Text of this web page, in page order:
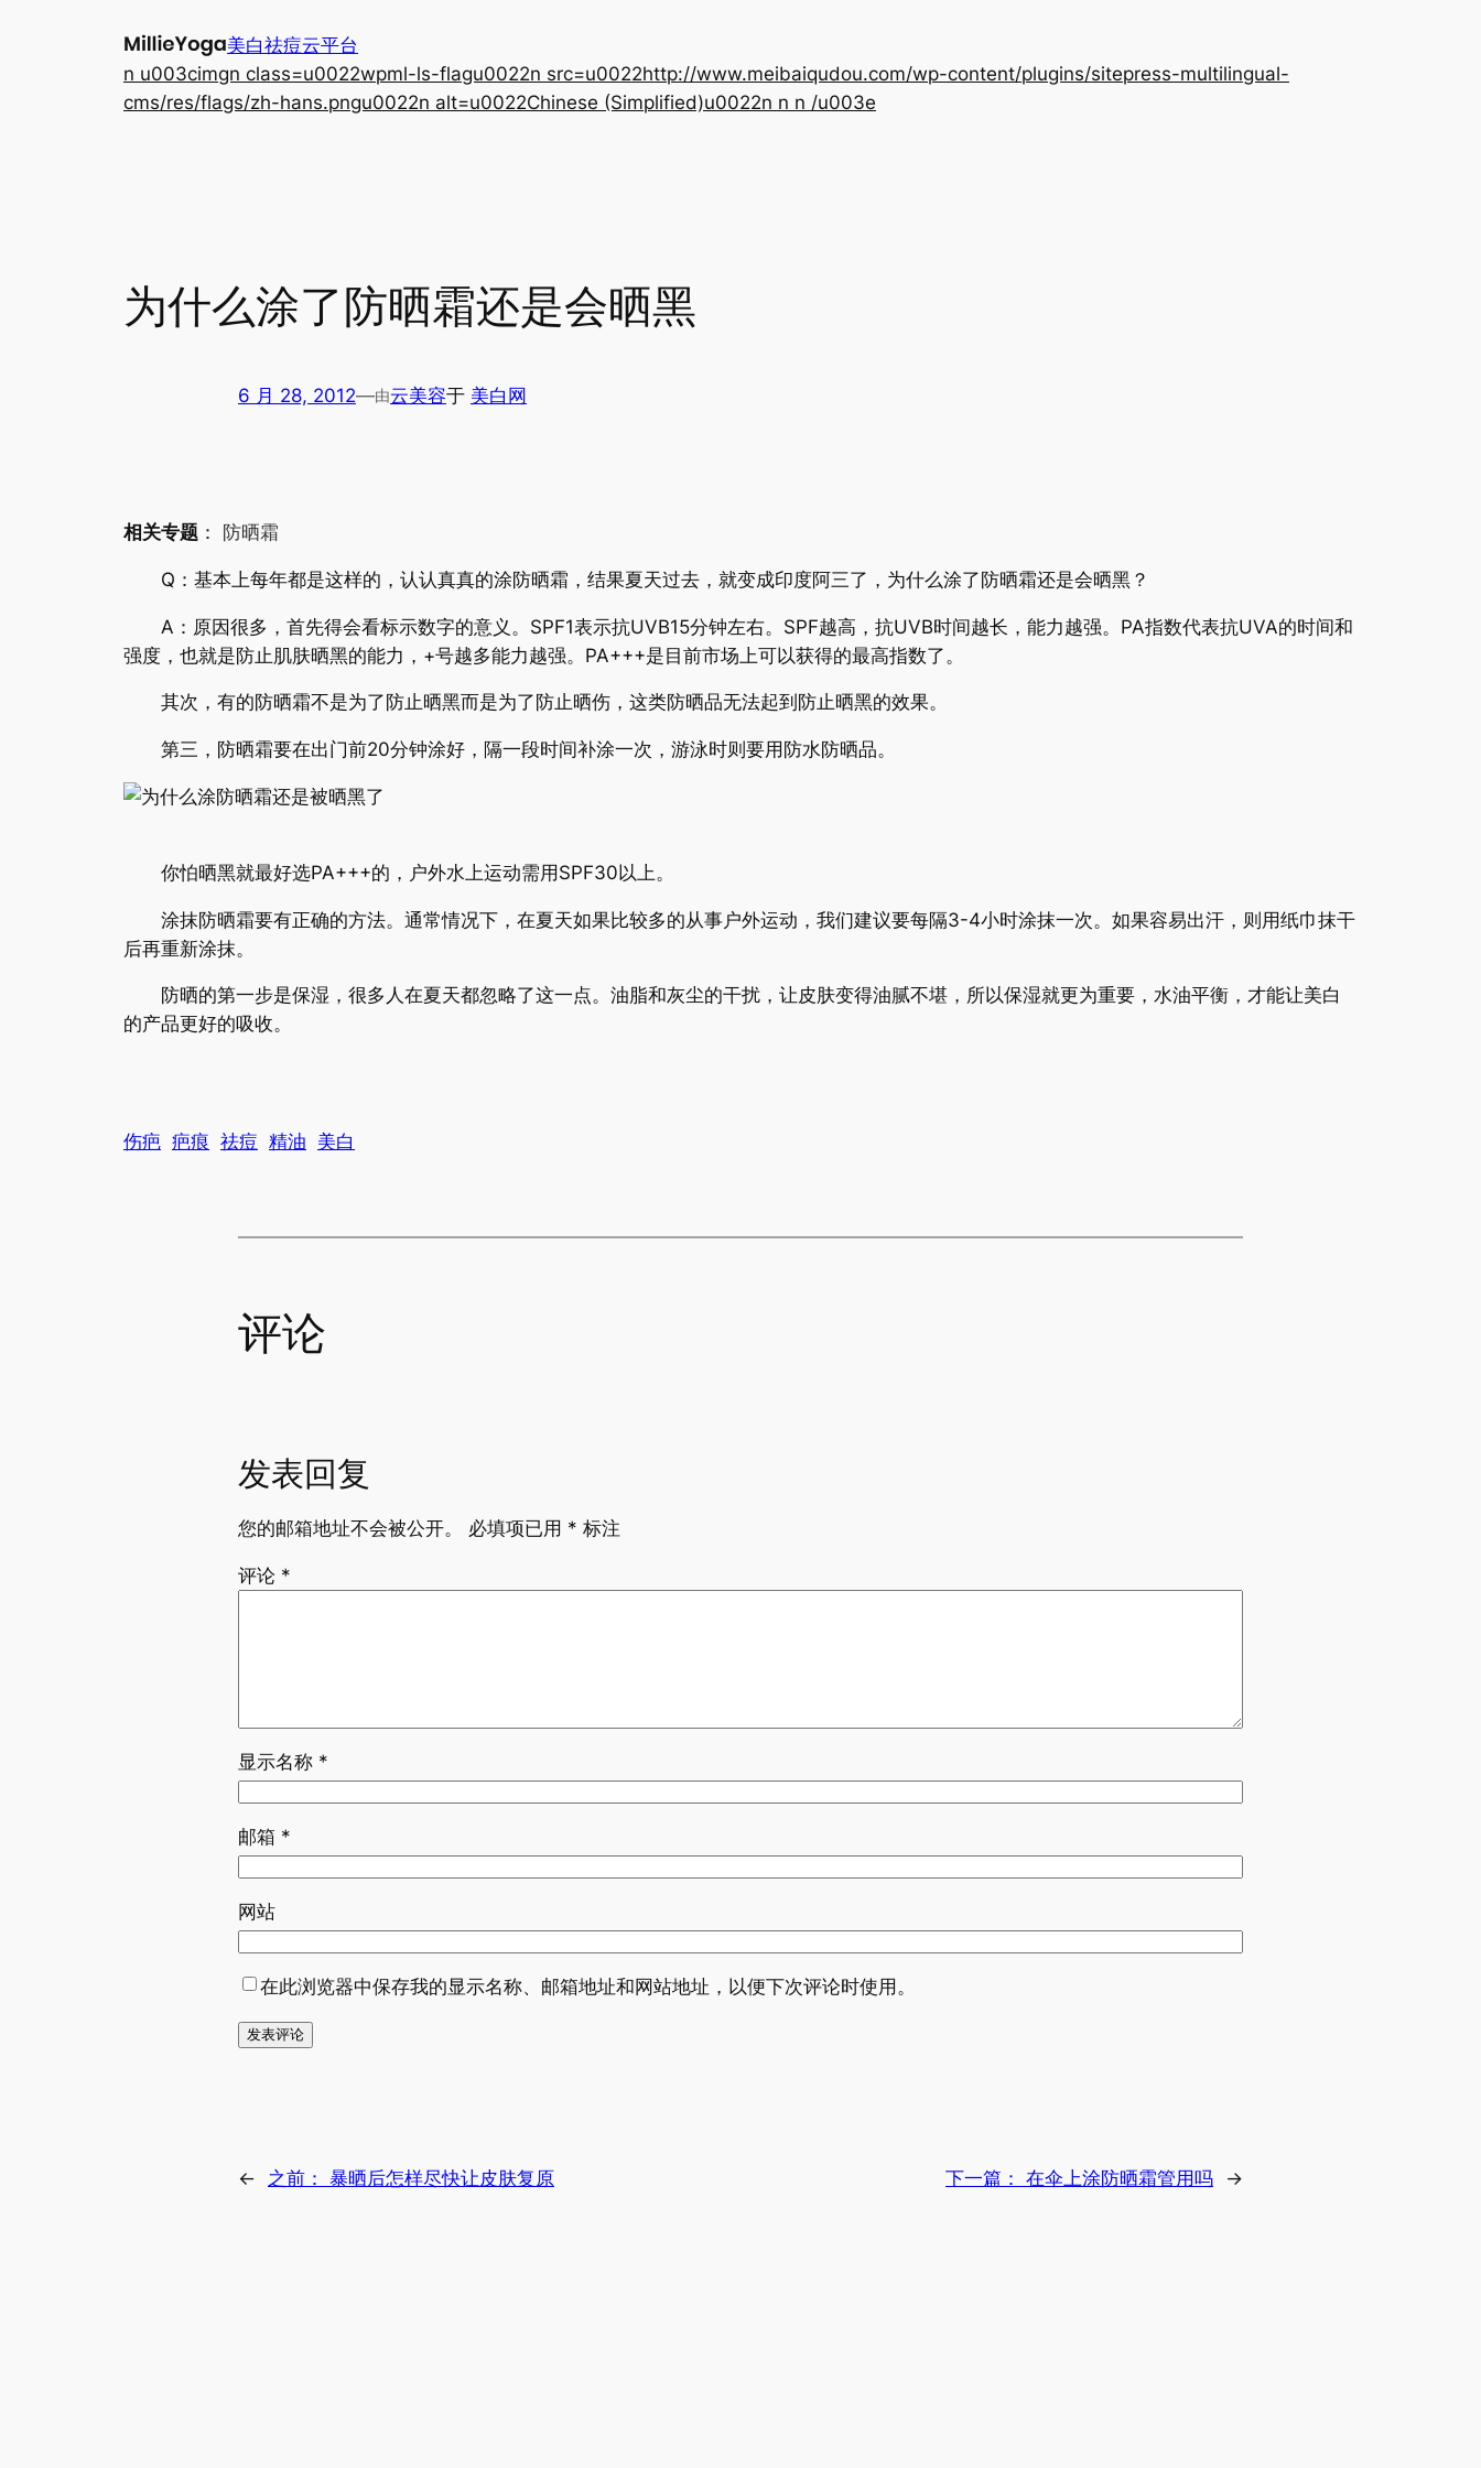
美白祛痘云平台
n u003cimgn class=u0022wpml-ls-flagu0022n src=u0022http://www.meibaiqudou.com/wp-content/plugins/sitepress-multilingual-
cms/res/flags/zh-hans.pngu0022n alt=u0022Chinese (Simplified)u0022n n n /u003e
为什么涂了防晒霜还是会晒黑
6 月 28, 2012—由云美容于 美白网
相关专题 ： 防晒霜
Q：基本上每年都是这样的，认认真真的涂防晒霜，结果夏天过去，就变成印度阿三了，为什么涂了防晒霜还是会晒黑？
A：原因很多，首先得会看标示数字的意义。SPF1表示抗UVB15分钟左右。SPF越高，抗UVB时间越长，能力越强。PA指数代表抗UVA的时间和
强度，也就是防止肌肤晒黑的能力，+号越多能力越强。PA+++是目前市场上可以获得的最高指数了。
其次，有的防晒霜不是为了防止晒黑而是为了防止晒伤，这类防晒品无法起到防止晒黑的效果。
第三，防晒霜要在出门前20分钟涂好，隔一段时间补涂一次，游泳时则要用防水防晒品。
你怕晒黑就最好选PA+++的，户外水上运动需用SPF30以上。
涂抹防晒霜要有正确的方法。通常情况下，在夏天如果比较多的从事户外运动，我们建议要每隔3-4小时涂抹一次。如果容易出汗，则用纸巾抹干
后再重新涂抹。
防晒的第一步是保湿，很多人在夏天都忽略了这一点。油脂和灰尘的干扰，让皮肤变得油腻不堪，所以保湿就更为重要，水油平衡，才能让美白
的产品更好的吸收。
伤疤 疤痕 祛痘 精油 美白
评论
发表回复
您的邮箱地址不会被公开。 必填项已用 * 标注
评论 *
显示名称 *
邮箱 *
网站
在此浏览器中保存我的显示名称、邮箱地址和网站地址，以便下次评论时使用。
← 之前： 暴晒后怎样尽快让皮肤复原 下一篇： 在伞上涂防晒霜管用吗 →